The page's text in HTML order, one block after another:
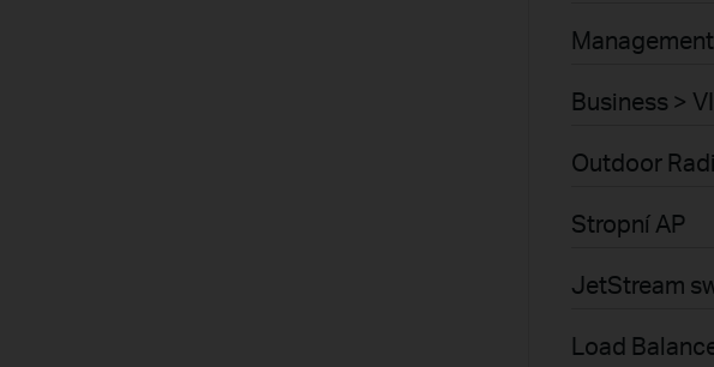
Management
Business >
Outdoor
Stropní AP
JetStream
Load